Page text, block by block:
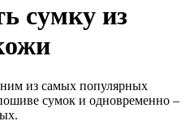
сумку из
из самых популярных
сумок и одновременно –